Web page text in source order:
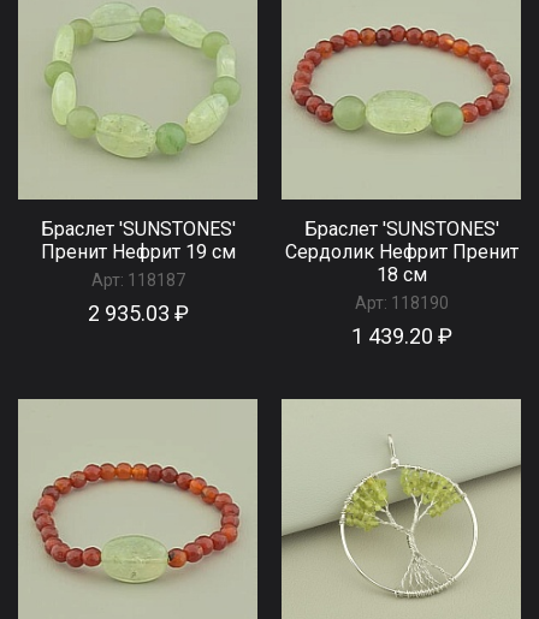
Браслет 'SUNSTONES'
Пренит Нефрит 19 см
Арт: 118187
2 935.03 ₽
Браслет 'SUNSTONES'
Сердолик Нефрит Пренит
18 см
Арт: 118190
1 439.20 ₽